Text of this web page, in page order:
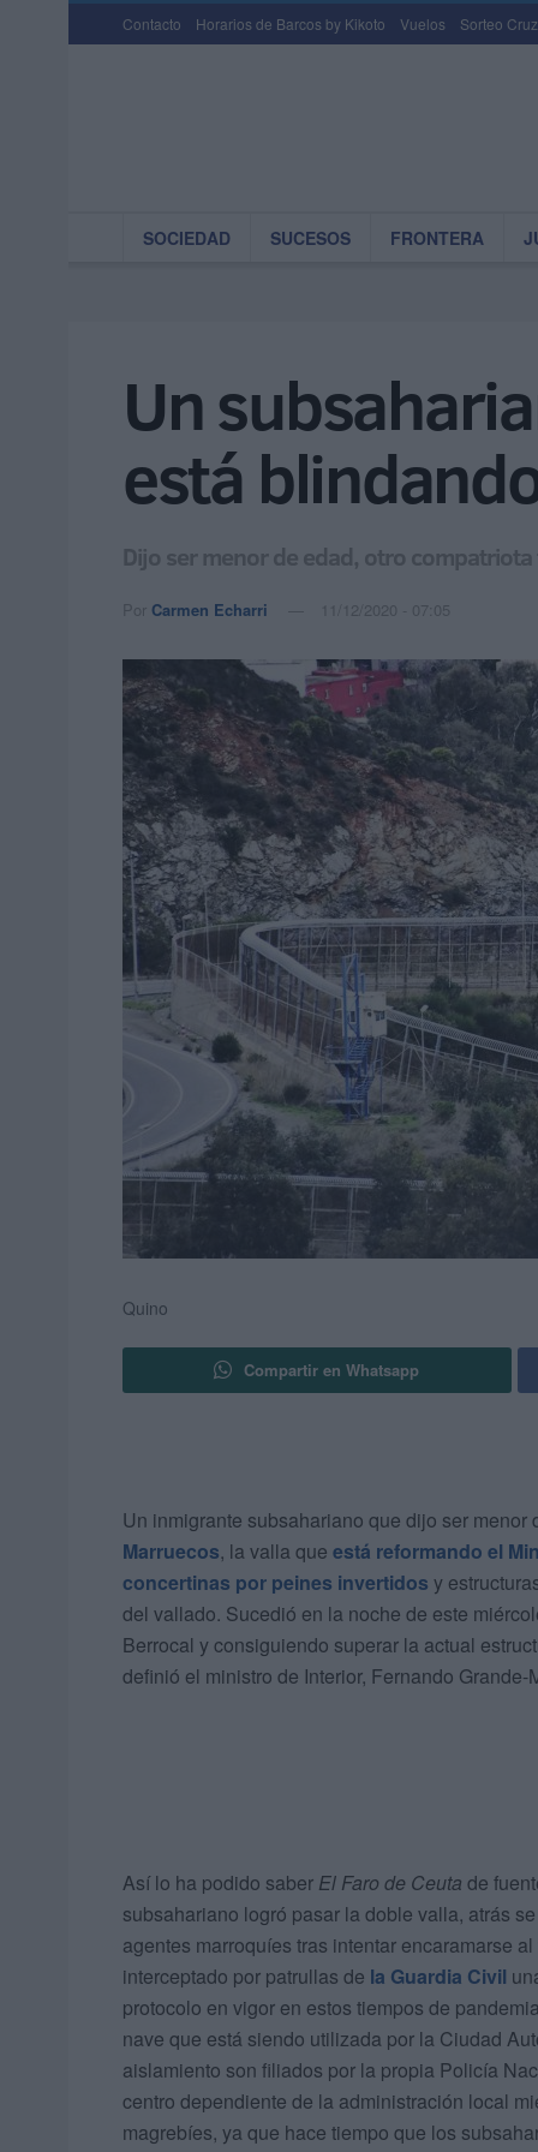
Contacto Horarios de Barcos by Kikoto Vuelos Sorteo
SOCIEDAD SUCESOS FRONTERA
Un
está
Dijo ser menor de edad, otro
Por Carmen Echarri 11/12/2020 - 07:05
Quino
Compartir en Whatsapp
Un inmigrante subsahariano que dijo ser menor
Marruecos, la valla que está reformando el
concertinas por peines invertidos y
del vallado. Sucedió en la noche de este
Berrocal y consiguiendo superar la actual
definió el ministro de Interior, Fernando Grande-
Así lo ha podido saber El Faro de Ceuta de
subsahariano logró pasar la doble valla, atrás
agentes marroquíes tras intentar encaramarse
interceptado por patrullas de la Guardia Civil
protocolo en vigor en estos tiempos de
nave que está siendo utilizada por la Ciudad
aislamiento son filiados por la propia Policía
centro dependiente de la administración local
magrebíes, ya que hace tiempo que los